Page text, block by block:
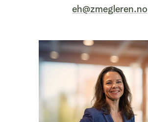
eh@zmegleren.no